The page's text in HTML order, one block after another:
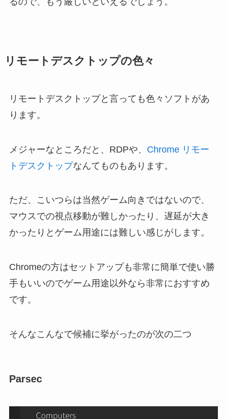
リモートデスクトップの色々
リモートデスクトップと言っても色々ソフトがあ
ります。
メジャーなところだと、RDPや、 Chrome リモー
トデスクトップなんてものもあります。
ただ、こいつらは当然ゲーム向きではないので、
マウスでの視点移動が難しかったり、遅延が大き
かったりとゲーム用途には難しい感じがします。
Chromeの方はセットアップも非常に簡単で使い勝
手もいいのでゲーム用途以外なら非常におすすめ
です。
そんなこんなで候補に挙がったのが次の二つ
Parsec